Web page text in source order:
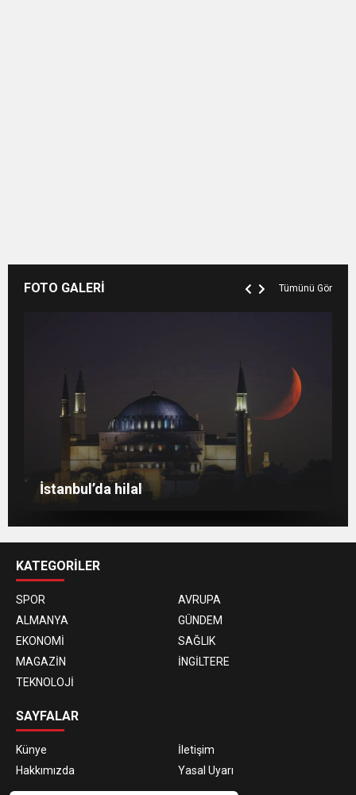
FOTO GALERİ Tümünü Gör
Venedik eski günlerini arıyor
İstanbul’da hilal
Berlin’de 8 Mart Dünya Kadınlar Günü
gösterisi
KATEGORİLER
SPOR
AVRUPA
ALMANYA
GÜNDEM
EKONOMİ
SAĞLIK
MAGAZİN
İNGİLTERE
TEKNOLOJİ
SAYFALAR
Künye
İletişim
Hakkımızda
Yasal Uyarı